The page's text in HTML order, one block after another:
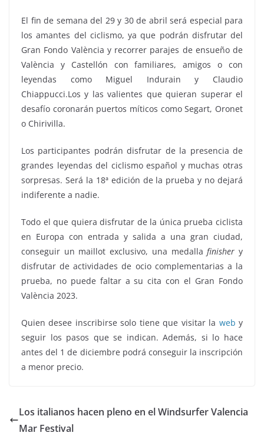
El fin de semana del 29 y 30 de abril será especial para
los amantes del ciclismo, ya que podrán disfrutar del
Gran Fondo València y recorrer parajes de ensueño de
València y Castellón con familiares, amigos o con
leyendas como Miguel Indurain y Claudio
Chiappucci.Los y las valientes que quieran superar el
desafío coronarán puertos míticos como Segart, Oronet
o Chirivilla.
Los participantes podrán disfrutar de la presencia de
grandes leyendas del ciclismo español y muchas otras
sorpresas. Será la 18ª edición de la prueba y no dejará
indiferente a nadie.
Todo el que quiera disfrutar de la única prueba ciclista
en Europa con entrada y salida a una gran ciudad,
conseguir un maillot exclusivo, una medallafinisher y
disfrutar de actividades de ocio complementarias a la
prueba, no puede faltar a su cita con el Gran Fondo
València 2023.
Quien desee inscribirse solo tiene que visitar la web y
seguir los pasos que se indican. Además, si lo hace
antes del 1 de diciembre podrá conseguir la inscripción
a menor precio.
Los italianos hacen pleno en el Windsurfer Valencia
Mar Festival